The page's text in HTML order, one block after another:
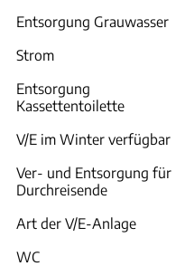
Entsorgung Grauwasser
Strom
Entsorgung
Kassettentoilette
V/E im Winter verfügbar
Ver- und Entsorgung für
Durchreisende
Art der V/E-Anlage
WC